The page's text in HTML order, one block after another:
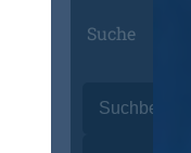
Suche